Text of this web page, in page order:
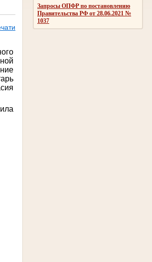
Запросы ОПФР по постановлению
Правительства РФ от 28.06.2021 №
1037